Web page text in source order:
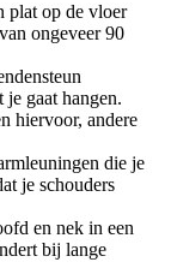
plat op de vloer
ongeveer 90
gaat hangen.
hiervoor, andere
die je
je schouders
en nek in een
bij lange